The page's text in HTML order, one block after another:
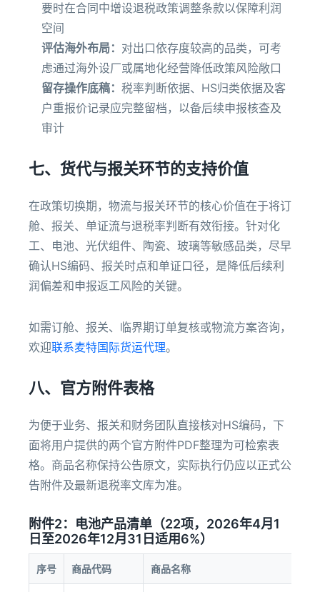
要时在合同中增设退税政策调整条款以保障利润
空间
评估海外布局： 对出口依存度较高的品类，可考
虑通过海外设厂或属地化经营降低政策风险敞口
留存操作底稿： 税率判断依据、HS归类依据及客
户重报价记录应完整留档，以备后续申报核查及
审计
七、货代与报关环节的支持价值
在政策切换期，物流与报关环节的核心价值在于将订
舱、报关、单证流与退税率判断有效衔接。针对化
工、电池、光伏组件、陶瓷、玻璃等敏感品类，尽早
确认HS编码、报关时点和单证口径，是降低后续利
润偏差和申报返工风险的关键。
如需订舱、报关、临界期订单复核或物流方案咨询，
欢迎联系麦特国际货运代理。
八、官方附件表格
为便于业务、报关和财务团队直接核对HS编码，下
面将用户提供的两个官方附件PDF整理为可检索表
格。商品名称保持公告原文，实际执行仍应以正式公
告附件及最新退税率文库为准。
附件2：电池产品清单（22项，2026年4月1
日至2026年12月31日适用6%）
序号 商品代码 商品名称